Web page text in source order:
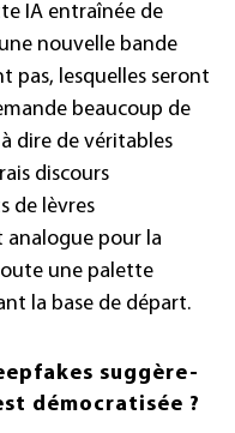
IA entraînée de
nouvelle bande
pas, lesquelles seront
beaucoup de
dire de véritables
discours
de lèvres
analogue pour la
une palette
la base de départ.
suggère-
démocratisée ?